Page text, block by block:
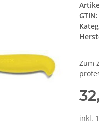
GTIN:
Zum
inkl.